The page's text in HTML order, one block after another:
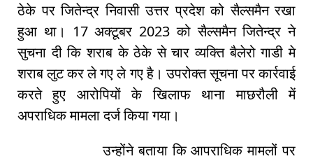
ठेके पर जितेन्द्र निवासी उत्तर प्रदेश को सैल्समैन रखा
हुआ था। 17 अक्टूबर 2023 को सैल्समैन जितेन्द्र ने
सुचना दी कि शराब के ठेके से चार व्यक्ति बैलेरो गाडी मे
शराब लुट कर ले गए ले गए है। उपरोक्त सूचना पर कार्रवाई
करते हुए आरोपियों के खिलाफ थाना माछरौली में
अपराधिक मामला दर्ज किया गया।
उन्होंने बताया कि आपराधिक मामलों पर